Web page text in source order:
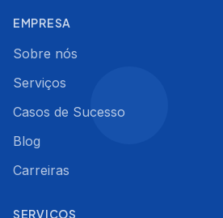
EMPRESA
Sobre nós
Serviços
Casos de Sucesso
Blog
Carreiras
SERVIÇOS